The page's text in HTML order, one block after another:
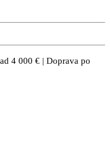
4 000 € | Doprava po